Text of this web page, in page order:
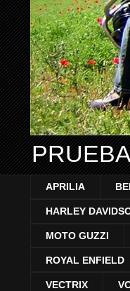
APRILIA
HARLEY
MOTO GUZZI
ROYAL ENFIELD
VECTRIX